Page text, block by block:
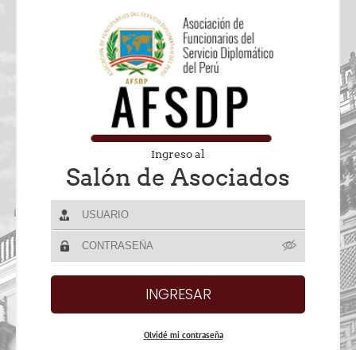
Ingreso al
Salón de Asociados
Olvidé mi contraseña